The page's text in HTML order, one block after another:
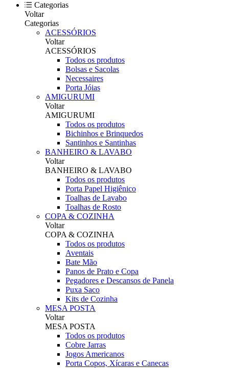
Categorias
Voltar
Categorias
ACESSÓRIOS
Voltar
ACESSÓRIOS
Todos os produtos
Bolsas e Sacolas
Necessaires
Porta Jóias
AMIGURUMI
Voltar
AMIGURUMI
Todos os produtos
Bichinhos e Brinquedos
Santinhos e Santinhas
BANHEIRO & LAVABO
Voltar
BANHEIRO & LAVABO
Todos os produtos
Porta Papel Higiênico
Toalhas de Lavabo
Toalhas de Rosto
COPA & COZINHA
Voltar
COPA & COZINHA
Todos os produtos
Aventais
Bate Mão
Panos de Prato e Copa
Pegadores e Descansos de Panela
Puxa Saco
Kits de Cozinha
MESA POSTA
Voltar
MESA POSTA
Todos os produtos
Cobre Jarras
Jogos Americanos
Porta Copos, Xícaras e Canecas